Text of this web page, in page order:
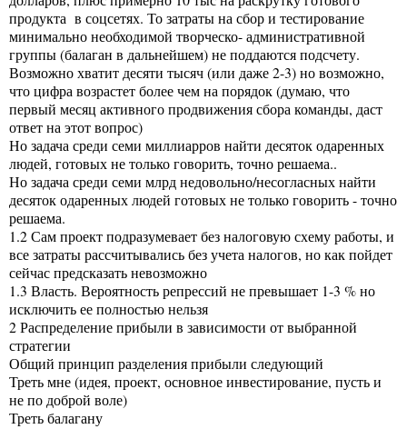
продукта в соцсетях. То затраты на сбор и тестирование
минимально необходимой творческо- административной
группы (балаган в дальнейшем) не поддаются подсчету.
Возможно хватит десяти тысяч (или даже 2-3) но возможно,
что цифра возрастет более чем на порядок (думаю, что
первый месяц активного продвижения сбора команды, даст
ответ на этот вопрос)
Но задача среди семи миллиарров найти десяток одаренных
людей, готовых не только говорить, точно решаема..
Но задача среди семи млрд недовольно/несогласных найти
десяток одаренных людей готовых не только говорить - точно
решаема.
1.2 Сам проект подразумевает без налоговую схему работы, и
все затраты рассчитывались без учета налогов, но как пойдет
сейчас предсказать невозможно
1.3 Власть. Вероятность репрессий не превышает 1-3 % но
исключить ее полностью нельзя
2 Распределение прибыли в зависимости от выбранной
стратегии
Общий принцип разделения прибыли следующий
Треть мне (идея, проект, основное инвестирование, пусть и
не по доброй воле)
Треть балагану